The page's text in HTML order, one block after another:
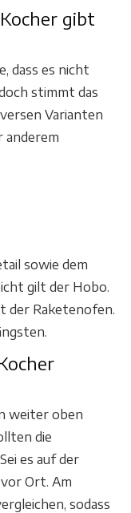
gibt
dass es nicht
stimmt das
Varianten
anderem
sowie dem
gilt der Hobo.
der Raketenofen.
weiter oben
die
es auf der
Ort. Am
sodass